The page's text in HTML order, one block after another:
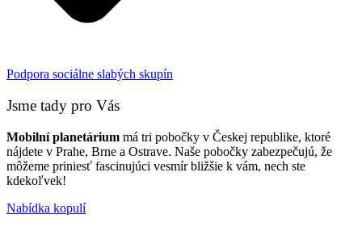
Podpora sociálne slabých skupín
Jsme tady pro Vás
Mobilní planetárium má tri pobočky v Českej republike, ktoré
nájdete v Prahe, Brne a Ostrave. Naše pobočky zabezpečujú, že
môžeme priniesť fascinujúci vesmír bližšie k vám, nech ste
kdekoľvek!
Nabídka kopulí